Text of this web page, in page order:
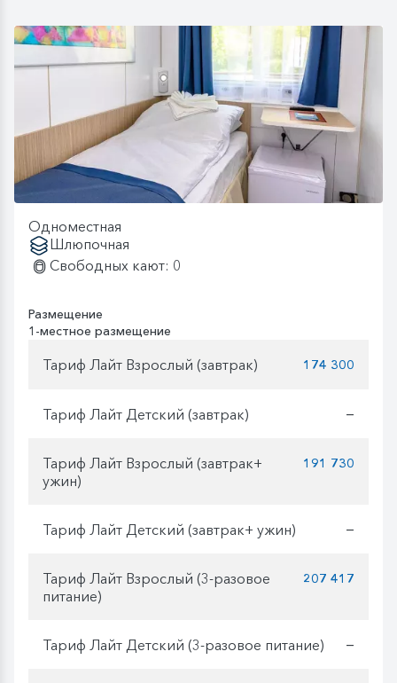
Одноместная
Шлюпочная
Свободных кают: 0
Размещение
1-местное размещение
Тариф Лайт Взрослый (завтрак) 174 300
Тариф Лайт Детский (завтрак) —
Тариф Лайт Взрослый (завтрак+
ужин)
191 730
Тариф Лайт Детский (завтрак+ ужин) —
Тариф Лайт Взрослый (3-разовое
питание)
207 417
Тариф Лайт Детский (3-разовое питание) —